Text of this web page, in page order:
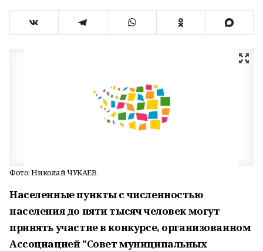
Фото: Николай ЧУКАЕВ
Населенные пункты с численностью
населения до пяти тысяч человек могут
принять участие в конкурсе, организованном
Ассоциацией ”Совет муниципальных